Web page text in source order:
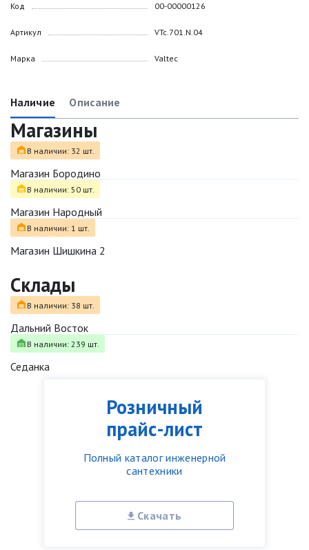
Розничный
прайс-лист
Полный каталог инженерной
сантехники
Скачать
Код
Артикул
Марка
00-00000126
VTc.701.N.04
Valtec
Наличие Описание
Магазины
В наличии: 32 шт.
Магазин Бородино
В наличии: 50 шт.
Магазин Народный
В наличии: 1 шт.
Магазин Шишкина 2
Склады
В наличии: 38 шт.
Дальний Восток
В наличии: 239 шт.
Седанка